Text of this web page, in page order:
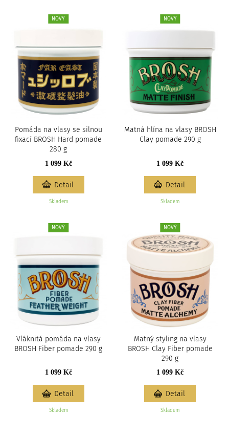
Pomáda na vlasy se silnou
fixací BROSH Hard pomade
280 g
NOVÝ
1 099 Kč
Skladem
Detail
Matná hlína na vlasy BROSH
Clay pomade 290 g
NOVÝ
1 099 Kč
Skladem
Detail
Vláknitá pomáda na vlasy
BROSH Fiber pomade 290 g
NOVÝ
1 099 Kč
Skladem
Detail
Matný styling na vlasy
BROSH Clay Fiber pomade
290 g
NOVÝ
1 099 Kč
Skladem
Detail